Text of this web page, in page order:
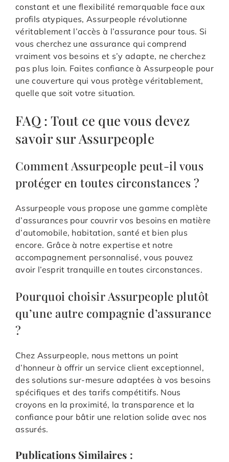
constant et une flexibilité remarquable face aux
profils atypiques, Assurpeople révolutionne
véritablement l’accès à l’assurance pour tous. Si
vous cherchez une assurance qui comprend
vraiment vos besoins et s’y adapte, ne cherchez
pas plus loin. Faites confiance à Assurpeople pour
une couverture qui vous protège véritablement,
quelle que soit votre situation.
FAQ : Tout ce que vous devez
savoir sur Assurpeople
Comment Assurpeople peut-il vous
protéger en toutes circonstances ?
Assurpeople vous propose une gamme complète
d’assurances pour couvrir vos besoins en matière
d’automobile, habitation, santé et bien plus
encore. Grâce à notre expertise et notre
accompagnement personnalisé, vous pouvez
avoir l’esprit tranquille en toutes circonstances.
Pourquoi choisir Assurpeople plutôt
qu’une autre compagnie d’assurance
?
Chez Assurpeople, nous mettons un point
d’honneur à offrir un service client exceptionnel,
des solutions sur-mesure adaptées à vos besoins
spécifiques et des tarifs compétitifs. Nous
croyons en la proximité, la transparence et la
confiance pour bâtir une relation solide avec nos
assurés.
Publications Similaires :